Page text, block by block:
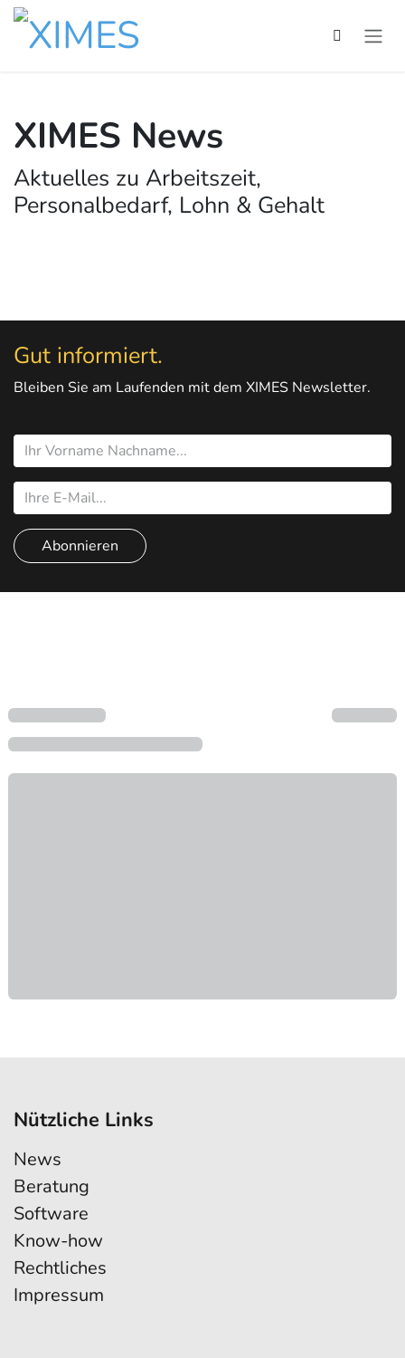
Zum Inhalt springen
XIMES News
Aktuelles zu Arbeitszeit,
Personalbedarf, Lohn & Gehalt
Gut informiert.
Bleiben Sie am Laufenden mit dem XIMES Newsletter.
Abonnieren
Nützliche Links
News
Beratung
Software
Know-how
Rechtliches
Impressum